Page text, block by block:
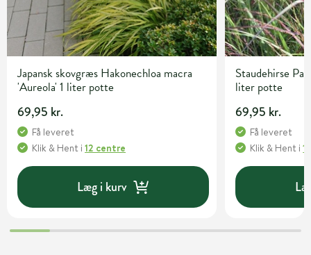
Japansk skovgræs Hakonechloa macra
'Aureola' 1 liter potte
69,95 kr.
Få leveret
Klik & Hent i 12 centre
Læg i kurv
Staudehirse
liter potte
69,95 kr.
Få leveret
Klik & Hent i